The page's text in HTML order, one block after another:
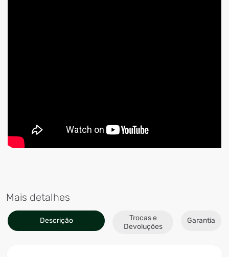
Mais detalhes
Descrição
Trocas e
Devoluções
Garantia